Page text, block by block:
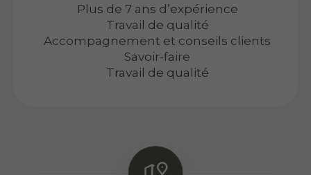
Plus de 7 ans d’expérience
Travail de qualité
Accompagnement et conseils clients
Savoir-faire
Travail de qualité